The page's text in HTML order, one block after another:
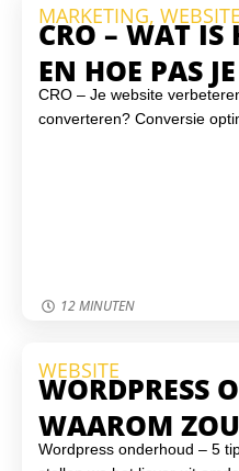
MARKETING, WEBSITE
CRO – WAT IS
EN HOE PAS
CRO – Je website
converteren? Conversie
12 MINUTEN
WEBSITE
WORDPRESS
WAAROM
Wordpress onderhoud – 5